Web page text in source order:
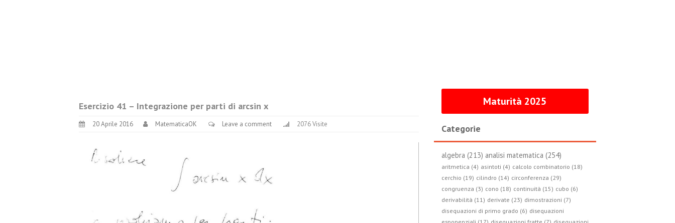
Esercizio 41 – Integrazione per parti di arcsin x
20 Aprile 2016 MatematicaOK Leave a comment 2076 Visite
Maturità 2025
Categorie
algebra (213) analisi matematica (254)
aritmetica (4) asintoti (4) calcolo combinatorio (18)
cerchio (19) cilindro (14) circonferenza (29)
congruenza (3) cono (18) continuità (15) cubo (6)
derivabilità (11) derivate (23) dimostrazioni (7)
disequazioni di primo grado (6) disequazioni